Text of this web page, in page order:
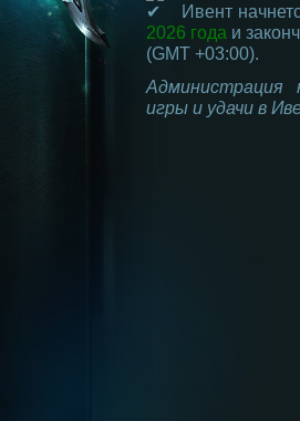
Ивент
2026 года и
(GMT +03:00).
Администрация
игры и удачи в